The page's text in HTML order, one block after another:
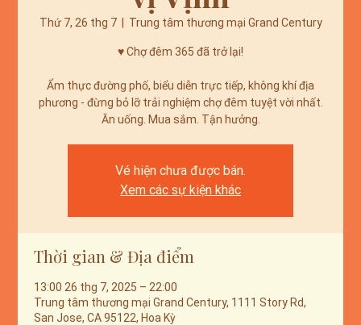
Thứ 7, 26 thg 7
  |
Trung tâm thương mại Grand Century
♥️ Chợ đêm 365 đã trở lại!
Ẩm thực đường phố, biểu diễn trực tiếp, không khí địa
phương - đừng bỏ lỡ trải nghiệm chợ đêm tuyệt vời nhất.
Ăn uống. Mua sắm. Tận hưởng.
Vé hiện chưa được bán.
Xem các sự kiện khác
Thời gian & Địa điểm
13:00 26 thg 7, 2025 – 22:00
Trung tâm thương mại Grand Century, 1111 Story Rd,
San Jose, CA 95122, Hoa Kỳ